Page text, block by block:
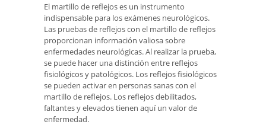
El martillo de reflejos es un instrumento
indispensable para los exámenes neurológicos.
Las pruebas de reflejos con el martillo de reflejos
proporcionan información valiosa sobre
enfermedades neurológicas. Al realizar la prueba,
se puede hacer una distinción entre reflejos
fisiológicos y patológicos. Los reflejos fisiológicos
se pueden activar en personas sanas con el
martillo de reflejos. Los reflejos debilitados,
faltantes y elevados tienen aquí un valor de
enfermedad.